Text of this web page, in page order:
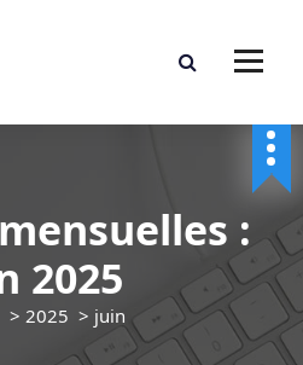
:
2025
> 2025 > juin